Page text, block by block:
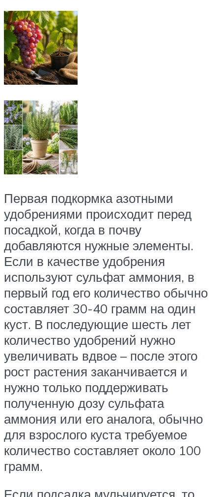
Первая подкормка азотными
удобрениями происходит перед
посадкой, когда в почву
добавляются нужные элементы.
Если в качестве удобрения
используют сульфат аммония, в
первый год его количество обычно
составляет 30-40 грамм на один
куст. В последующие шесть лет
количество удобрений нужно
увеличивать вдвое – после этого
рост растения заканчивается и
нужно только поддерживать
полученную дозу сульфата
аммония или его аналога, обычно
для взрослого куста требуемое
количество составляет около 100
грамм.